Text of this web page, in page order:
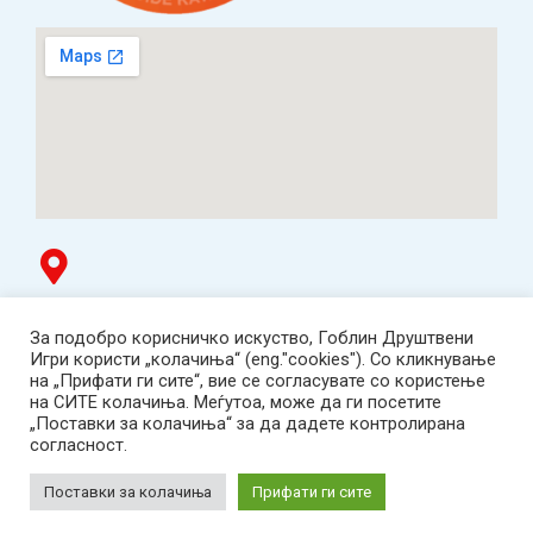
ТЦ Буњаковец - 1. кат, Скопје.
Tел: 078 669 482
Работно време: пон-пет 12:00-19:00 /саб 12:00-17:00
2001-2026 Goblin Games, All Rights Reserved.
Гоблин ДОО, Скопје. Даночен број:
За подобро корисничко искуство, Гоблин Друштвени
Игри користи „колачиња“ (eng."cookies"). Со кликнување
на „Прифати ги сите“, вие се согласувате со користење
на СИТЕ колачиња. Меѓутоа, може да ги посетите
„Поставки за колачиња“ за да дадете контролирана
согласност.
Поставки за колачиња Прифати ги сите